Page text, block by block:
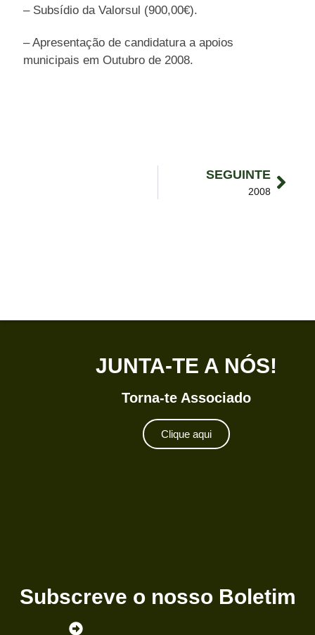
– Subsídio da Valorsul (900,00€).
– Apresentação de candidatura a apoios
municipais em Outubro de 2008.
SEGUINTE
2008
JUNTA-TE A NÓS!
Torna-te Associado
Clique aqui
Subscreve o nosso Boletim